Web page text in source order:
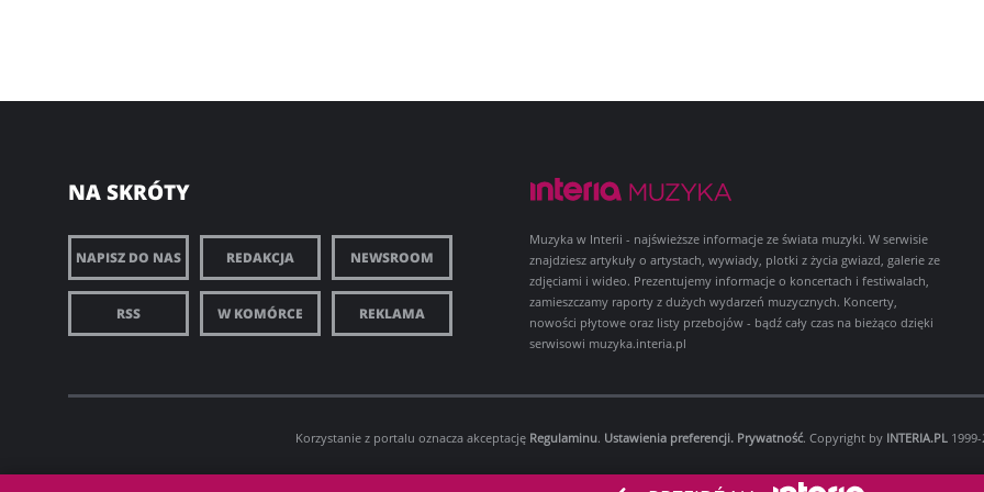
NA SKRÓTY
NAPISZ DO NAS REDAKCJA NEWSROOM
RSS W KOMÓRCE REKLAMA
Muzyka w Interii - najświeższe informacje ze świata muzyki. W serwisie
znajdziesz artykuły o artystach, wywiady, plotki z życia gwiazd, galerie ze
zdjęciami i wideo. Prezentujemy informacje o koncertach i festiwalach,
zamieszczamy raporty z dużych wydarzeń muzycznych. Koncerty,
nowości płytowe oraz listy przebojów - bądź cały czas na bieżąco dzięki
serwisowi muzyka.interia.pl
Korzystanie z portalu oznacza akceptację Regulaminu. Ustawienia preferencji. Prywatność. Copyright by INTERIA.PL